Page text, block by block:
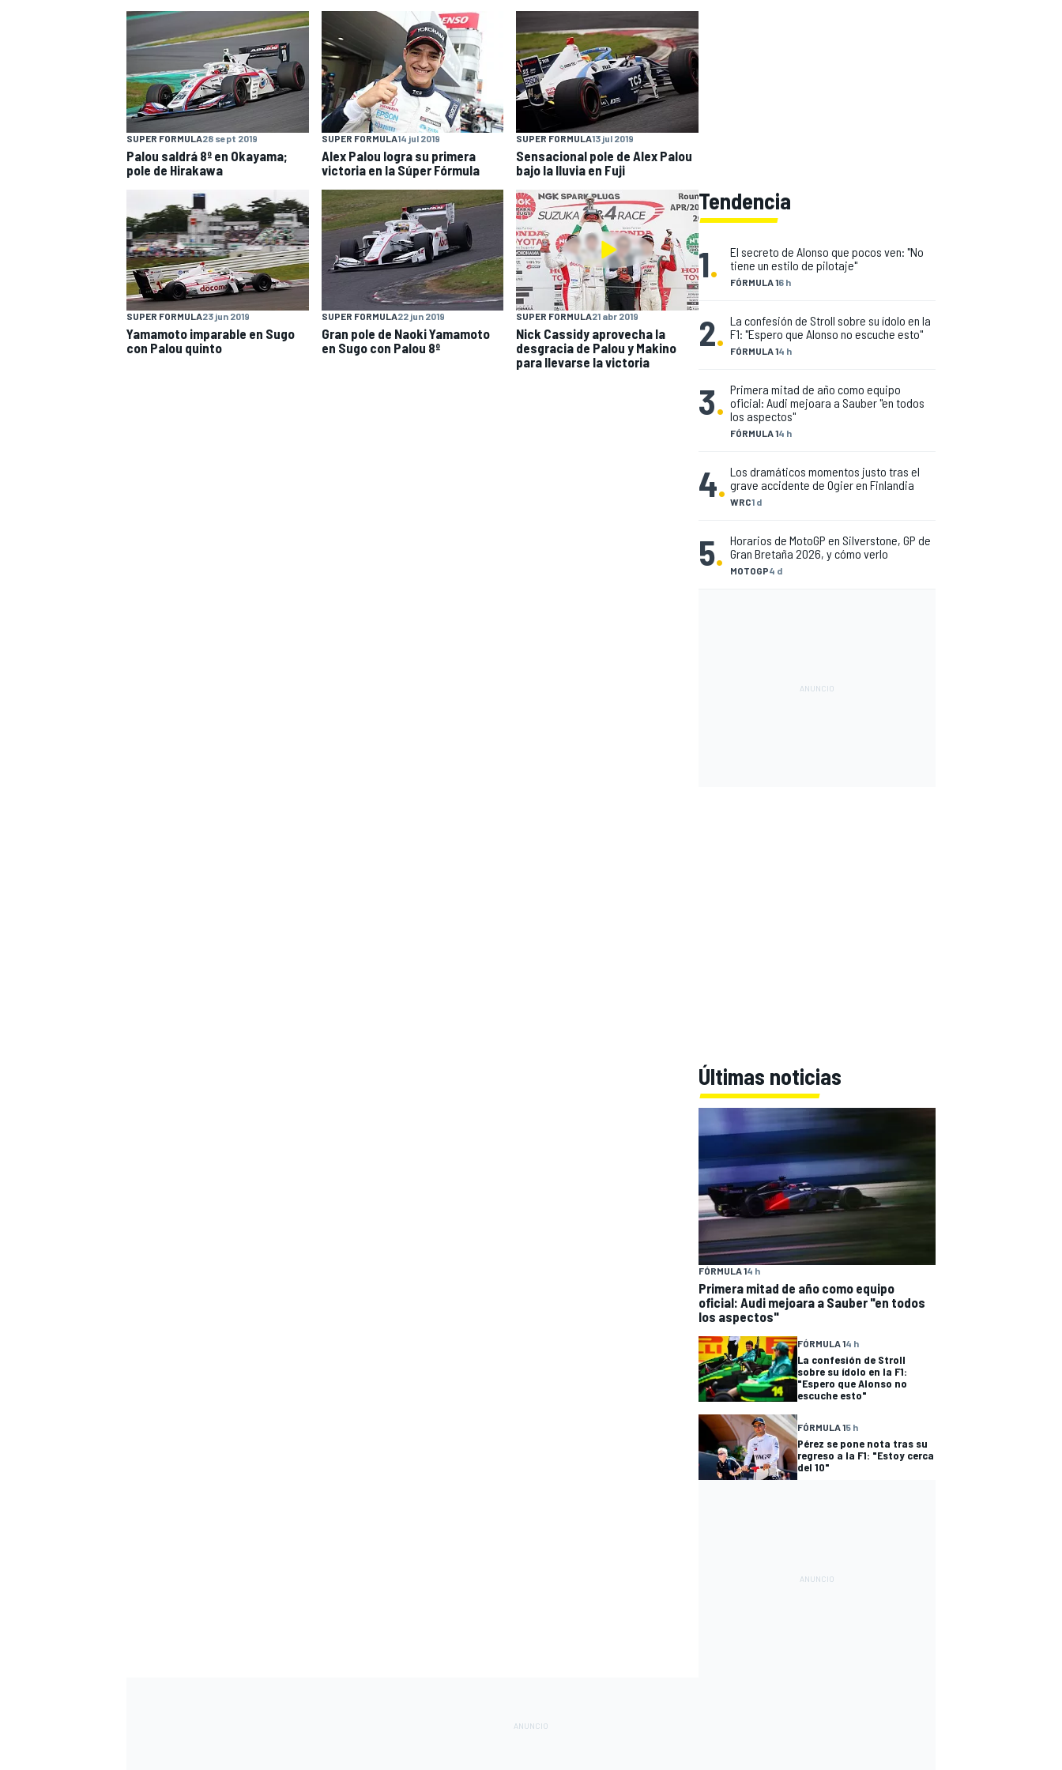
SUPER FORMULA28 sept 2019
Palou saldrá 8º en Okayama;
pole de Hirakawa
SUPER FORMULA14 jul 2019
Alex Palou logra su primera
victoria en la Súper Fórmula
SUPER FORMULA13 jul 2019
Sensacional pole de Alex Palou
bajo la lluvia en Fuji
SUPER FORMULA23 jun 2019
Yamamoto imparable en Sugo
con Palou quinto
SUPER FORMULA22 jun 2019
Gran pole de Naoki Yamamoto
en Sugo con Palou 8º
SUPER FORMULA21 abr 2019
Nick Cassidy aprovecha la
desgracia de Palou y Makino
para llevarse la victoria
Tendencia
1. FÓRMULA 16 h
El secreto de Alonso que pocos ven: "No
tiene un estilo de pilotaje"
2. FÓRMULA 14 h
La confesión de Stroll sobre su ídolo en la
F1: "Espero que Alonso no escuche esto"
3.
FÓRMULA 14 h
Primera mitad de año como equipo
oficial: Audi mejoara a Sauber "en todos
los aspectos"
4. WRC1 d
Los dramáticos momentos justo tras el
grave accidente de Ogier en Finlandia
5. MOTOGP4 d
Horarios de MotoGP en Silverstone, GP de
Gran Bretaña 2026, y cómo verlo
Últimas noticias
FÓRMULA 14 h
Primera mitad de año como equipo
oficial: Audi mejoara a Sauber "en todos
los aspectos"
FÓRMULA 14 h
La confesión de Stroll
sobre su ídolo en la F1:
"Espero que Alonso no
escuche esto"
FÓRMULA 15 h
Pérez se pone nota tras su
regreso a la F1: "Estoy cerca
del 10"